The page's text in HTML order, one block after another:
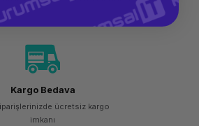
Kargo Bedava
ücretsiz kargo
imkanı